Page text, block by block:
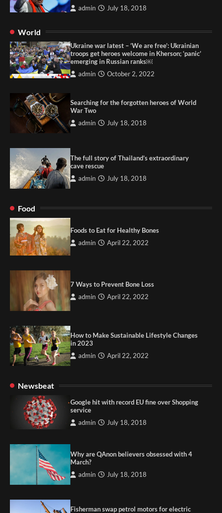
admin July 18, 2018
World
Ukraine war latest – ‘We are free’: Ukrainian
troops get heroes welcome in Kherson; ‘panic’
emerging in Russian ranks￼
admin October 2, 2022
Searching for the forgotten heroes of World
War Two
admin July 18, 2018
The full story of Thailand’s extraordinary
cave rescue
admin July 18, 2018
Food
Foods to Eat for Healthy Bones
admin April 22, 2022
7 Ways to Prevent Bone Loss
admin April 22, 2022
How to Make Sustainable Lifestyle Changes
in 2023
admin April 22, 2022
Newsbeat
Google hit with record EU fine over Shopping
service
admin July 18, 2018
Why are QAnon believers obsessed with 4
March?
admin July 18, 2018
Fisherman swap petrol motors for electric